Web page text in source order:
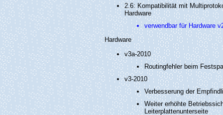
2.6: Kompatibilität mit
Hardware
verwendbar für Hardware
Hardware
v3a-2010
Routingfehler beim
v3-2010
Verbesserung der
Weiter erhöhte
Leiterplattenunterseite